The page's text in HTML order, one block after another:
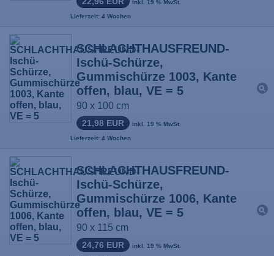
inkl. 19 % MwSt.
Lieferzeit: 4 Wochen
SCHLACHTHAUSFREUND-
Ischü-Schürze,
Gummischürze 1003, Kante
offen, blau, VE = 5
90 x 100 cm
21,98 EUR inkl. 19 % MwSt.
Lieferzeit: 4 Wochen
SCHLACHTHAUSFREUND-
Ischü-Schürze,
Gummischürze 1006, Kante
offen, blau, VE = 5
90 x 115 cm
24,76 EUR inkl. 19 % MwSt.